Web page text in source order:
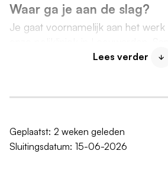
Waar ga je aan de slag?
Je gaat voornamelijk aan het
verpleegkundig specialisten en
daaronder liggende problematiek.
De behandeling is vooral gericht
naar volwaardige participatie in de
Lees verder
Geplaatst: 2 weken geleden
Sluitingsdatum: 15-06-2026